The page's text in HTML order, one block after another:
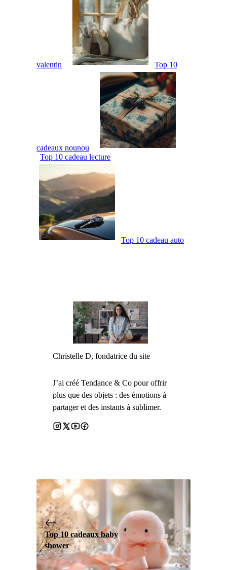
valentin Top 10
cadeaux nounou
Top 10 cadeau lecture
Top 10 cadeau auto
Christelle D, fondatrice du site
J’ai créé Tendance & Co pour offrir
plus que des objets : des émotions à
partager et des instants à sublimer.
Top 10 cadeaux baby
shower